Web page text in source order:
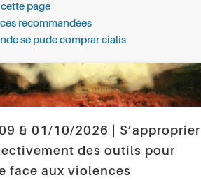
page
recommandées
se pude comprar cialis
& 01/10/2026 | S’approprier
des outils pour
face aux violences